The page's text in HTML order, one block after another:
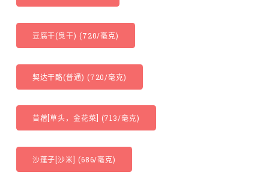
豆腐干(臭干) (720/毫克)
契达干酪(普通) (720/毫克)
苜蓿[草头，金花菜] (713/毫克)
沙蓬子[沙米] (686/毫克)